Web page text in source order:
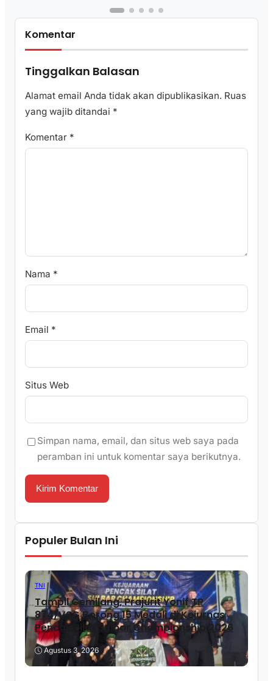
Komentar
Tinggalkan Balasan
Alamat email Anda tidak akan dipublikasikan. Ruas
yang wajib ditandai *
Komentar *
Nama *
Email *
Situs Web
Simpan nama, email, dan situs web saya pada
peramban ini untuk komentar saya berikutnya.
Populer Bulan Ini
TNI
Tampil Gemilang, Prajurit Yonif TP
874/VSG Borong 15 Medali di Kejurnas
Pencak Silat Sulbar Championship 2026
Agustus 3, 2026